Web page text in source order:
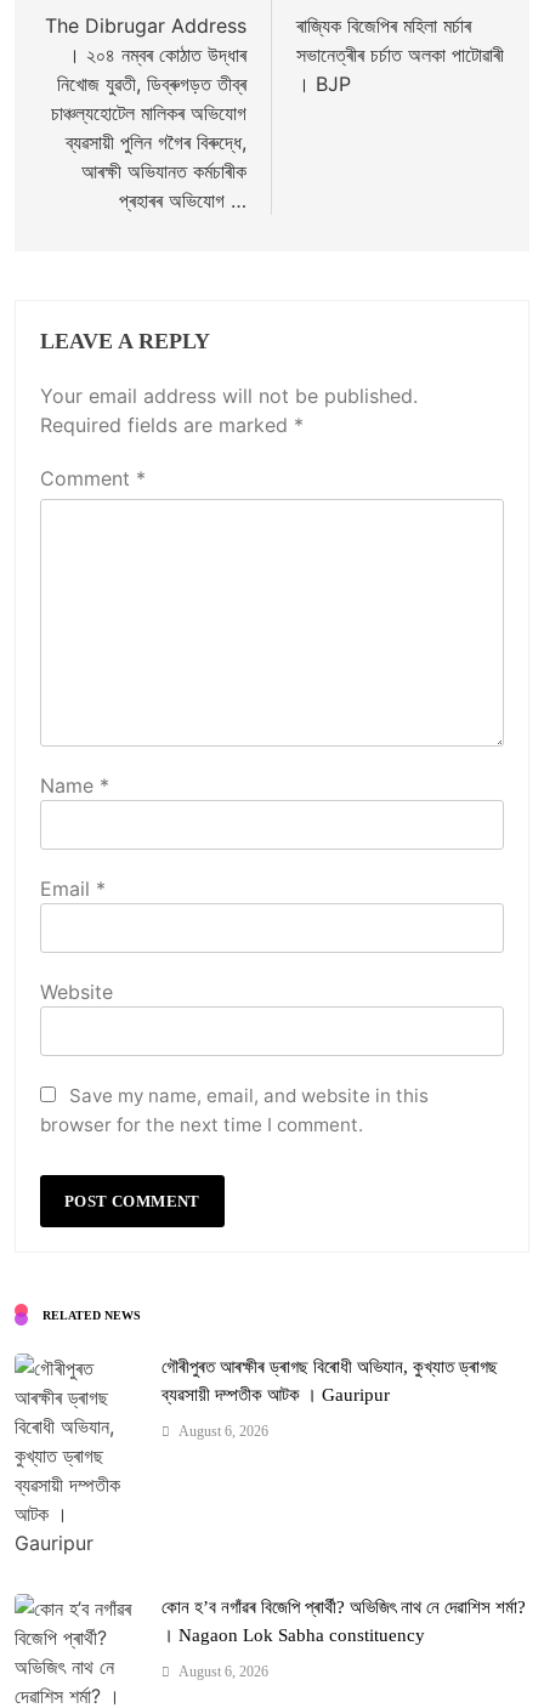
navigation
The Dibrugar Address
। ২০৪ নম্বৰ কোঠাত উদ্ধাৰ
নিখোজ যুৱতী, ডিব্ৰুগড়ত তীব্ৰ
চাঞ্চল্যহোটেল মালিকৰ অভিযোগ
ব্যৱসায়ী পুলিন গগৈৰ বিৰুদ্ধে,
আৰক্ষী অভিযানত কৰ্মচাৰীক
প্ৰহাৰৰ অভিযোগ …
ৰাজ্যিক বিজেপিৰ মহিলা মৰ্চাৰ
সভানেত্ৰীৰ চৰ্চাত অলকা পাটোৱাৰী
। BJP
LEAVE A REPLY
Your email address will not be published.
Required fields are marked *
Comment *
Name *
Email *
Website
Save my name, email, and website in this
browser for the next time I comment.
RELATED NEWS
গৌৰীপুৰত আৰক্ষীৰ ড্ৰাগছ বিৰোধী অভিযান, কুখ্যাত ড্ৰাগছ
ব্যৱসায়ী দম্পতীক আটক । Gauripur
August 6, 2026
কোন হ’ব নগাঁৱৰ বিজেপি প্ৰাৰ্থী? অভিজিৎ নাথ নে দেৱাশিস শৰ্মা?
। Nagaon Lok Sabha constituency
August 6, 2026